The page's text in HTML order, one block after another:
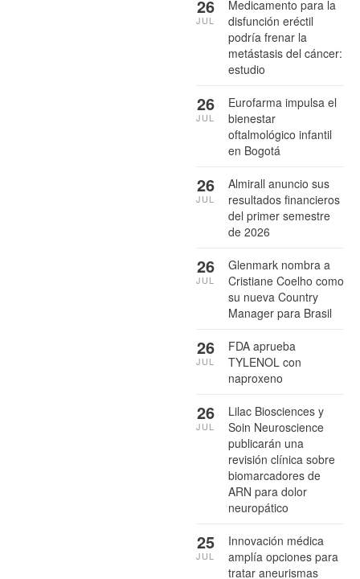
Medicamento para la
disfunción eréctil
podría frenar la
metástasis del cáncer:
estudio
26
JUL
Eurofarma impulsa el
bienestar
oftalmológico infantil
en Bogotá
26
JUL
Almirall anuncio sus
resultados financieros
del primer semestre
de 2026
26
JUL
Glenmark nombra a
Cristiane Coelho como
su nueva Country
Manager para Brasil
26
JUL
FDA aprueba
TYLENOL con
naproxeno
26
JUL
Lilac Biosciences y
Soin Neuroscience
publicarán una
revisión clínica sobre
biomarcadores de
ARN para dolor
neuropático
26
JUL
Innovación médica
amplía opciones para
tratar aneurismas
25
JUL